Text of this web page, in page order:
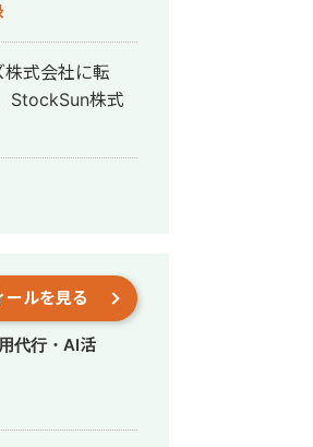
式会社に転
StockSun株式
ールを見る
代行・AI活